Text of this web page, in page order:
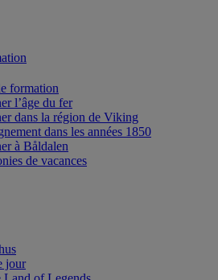
formation
l’âge du fer
dans la région de Viking
dans les années 1850
à Båldalen
de vacances
jour